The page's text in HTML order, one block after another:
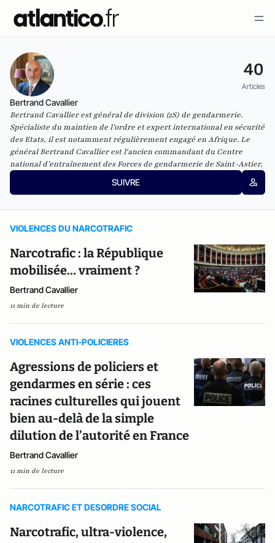
40
Articles
Bertrand Cavallier
Bertrand Cavallier est général de division (2S) de gendarmerie.
Spécialiste du maintien de l’ordre et expert international en sécurité
des Etats, il est notamment régulièrement engagé en Afrique. Le
général Bertrand Cavallier est l'ancien commandant du Centre
national d’entraînement des Forces de gendarmerie de Saint-Astier.
SUIVRE
VIOLENCES DU NARCOTRAFIC
Narcotrafic : la République
mobilisée… vraiment ?
Bertrand Cavallier
11 min de lecture
VIOLENCES ANTI-POLICIERES
Agressions de policiers et
gendarmes en série : ces
racines culturelles qui jouent
bien au-delà de la simple
dilution de l’autorité en France
Bertrand Cavallier
11 min de lecture
NARCOTRAFIC ET DESORDRE SOCIAL
Narcotrafic, ultra-violence,